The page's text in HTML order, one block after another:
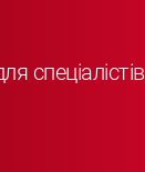
спеціалістів